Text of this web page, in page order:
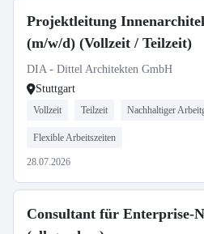
Projektleitung
(m/w/d) (Vollzeit / Teilzeit)
DIA - Dittel Architekten GmbH
Stuttgart
Vollzeit Teilzeit Nachhaltiger
Flexible Arbeitszeiten
28.07.2026
Consultant für Enterprise-